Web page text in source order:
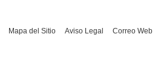
Mapa del Sitio Aviso Legal Correo Web